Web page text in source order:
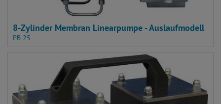
8-Zylinder Membran Linearpumpe - Auslaufmodell
PB 25